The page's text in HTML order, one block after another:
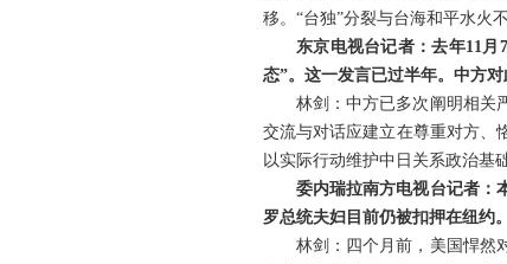
移。“台独”分裂与台海和平水火
东京电视台记者：去年11
态”。这一发言已过半年。中方对
林剑：中方已多次阐明相关
交流与对话应建立在尊重对方、
以实际行动维护中日关系政治基
委内瑞拉南方电视台记者：
罗总统夫妇目前仍被扣押在纽约
林剑：四个月前，美国悍然